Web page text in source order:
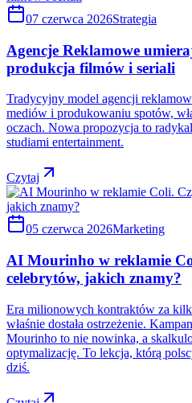
07 czerwca 2026Strategia
Agencje Reklamowe
produkcja filmów i seriali
Tradycyjny model agencji
mediów i produkowaniu spotów,
oczach. Nowa propozycja to
studiami entertainment.
Czytaj
05 czerwca 2026Marketing
AI Mourinho w reklamie
celebrytów, jakich znamy?
Era milionowych kontraktów za
właśnie dostała ostrzeżenie.
Mourinho to nie nowinka, a
optymalizację. To lekcja, którą
dziś.